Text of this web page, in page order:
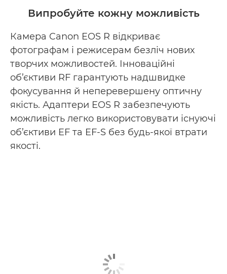
Подібна продукція
Випробуйте кожну можливість
Камера Canon EOS R відкриває
фотографам і режисерам безліч нових
творчих можливостей. Інноваційні
об’єктиви RF гарантують надшвидке
фокусування й неперевершену оптичну
якість. Адаптери EOS R забезпечують
можливість легко використовувати існуючі
об’єктиви EF та EF-S без будь-якої втрати
якості.